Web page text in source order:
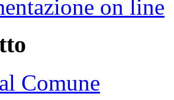
on line
Comune